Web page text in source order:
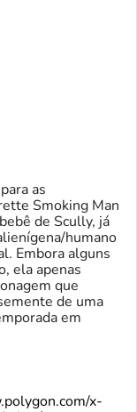
as
Smoking Man
de Scully, já
humano
Embora alguns
ela apenas
que
de uma
em
x-